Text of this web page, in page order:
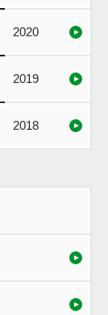
2020
2019
2018